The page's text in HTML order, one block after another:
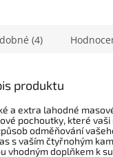
(4)
produktu
a extra lahodné
pochoutky, které
odměňování
s vaším čtyřnohým
vhodným doplňkem k